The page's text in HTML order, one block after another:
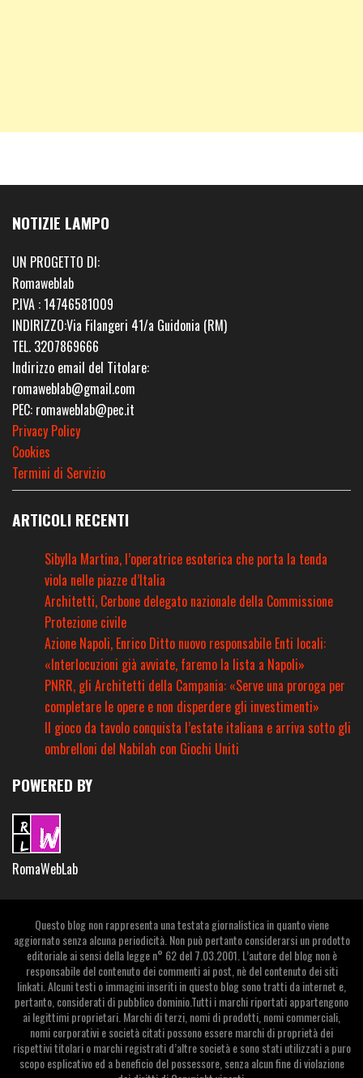
NOTIZIE LAMPO
UN PROGETTO DI:
Romaweblab
P.IVA : 14746581009
INDIRIZZO:Via Filangeri 41/a Guidonia (RM)
TEL. 3207869666
Indirizzo email del Titolare:
romaweblab@gmail.com
PEC: romaweblab@pec.it
Privacy Policy
Cookies
Termini di Servizio
ARTICOLI RECENTI
Sibylla Martina, l’operatrice esoterica che porta la tenda
viola nelle piazze d’Italia
Architetti, Cerbone delegato nazionale della Commissione
Protezione civile
Azione Napoli, Enrico Ditto nuovo responsabile Enti locali:
«Interlocuzioni già avviate, faremo la lista a Napoli»
PNRR, gli Architetti della Campania: «Serve una proroga per
completare le opere e non disperdere gli investimenti»
Il gioco da tavolo conquista l’estate italiana e arriva sotto gli
ombrelloni del Nabilah con Giochi Uniti
POWERED BY
RomaWebLab
Questo blog non rappresenta una testata giornalistica in quanto viene
aggiornato senza alcuna periodicità. Non può pertanto considerarsi un prodotto
editoriale ai sensi della legge n° 62 del 7.03.2001. L’autore del blog non è
responsabile del contenuto dei commenti ai post, nè del contenuto dei siti
linkati. Alcuni testi o immagini inseriti in questo blog sono tratti da internet e,
pertanto, considerati di pubblico dominio.Tutti i marchi riportati appartengono
ai legittimi proprietari. Marchi di terzi, nomi di prodotti, nomi commerciali,
nomi corporativi e società citati possono essere marchi di proprietà dei
rispettivi titolari o marchi registrati d’altre società e sono stati utilizzati a puro
scopo esplicativo ed a beneficio del possessore, senza alcun fine di violazione